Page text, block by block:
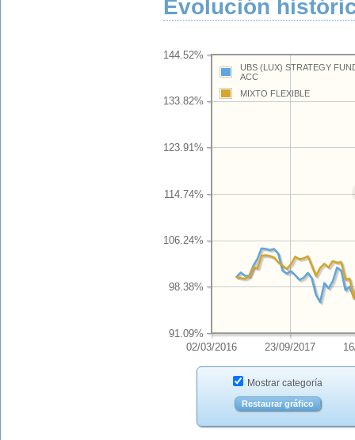
Evolución
02/03/2016 23/09/2017
91.09%
98.38%
106.24%
114.74%
123.91%
133.82%
144.52%
UBS (LUX) STRATEGY
ACC
MIXTO FLEXIBLE
Mostrar categoría
Restaurar gráfico